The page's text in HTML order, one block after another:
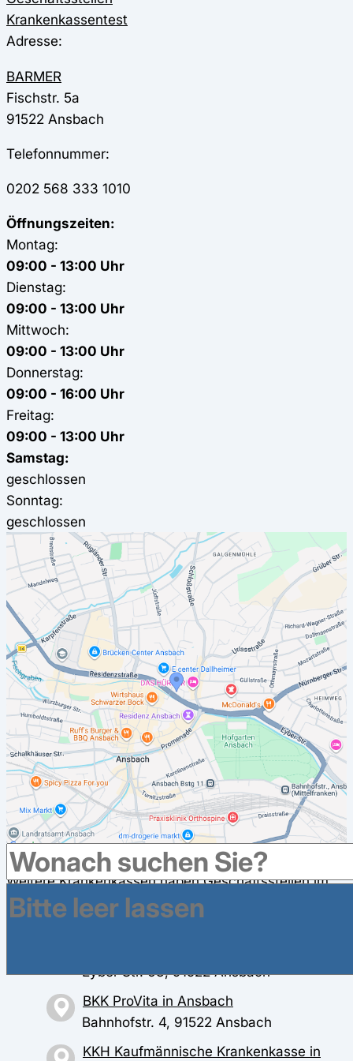
Krankenkassentest
Adresse:
BARMER
Fischstr. 5a
91522 Ansbach
Telefonnummer:
0202 568 333 1010
Öffnungszeiten:
Montag:
09:00 - 13:00 Uhr
Dienstag:
09:00 - 13:00 Uhr
Mittwoch:
09:00 - 13:00 Uhr
Donnerstag:
09:00 - 16:00 Uhr
Freitag:
09:00 - 13:00 Uhr
Samstag:
geschlossen
Sonntag:
geschlossen
Weitere Krankenkassen haben Geschäftsstellen im
Umkreis in Ansbach
Eyber Str. 63, 91522 Ansbach
BKK ProVita in Ansbach
Bahnhofstr. 4, 91522 Ansbach
KKH Kaufmännische Krankenkasse in